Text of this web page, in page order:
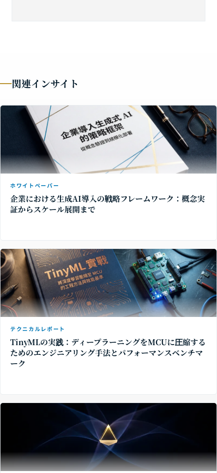
関連インサイト
ホワイトペーパー
企業における生成AI導入の戦略フレームワーク：概念実
証からスケール展開まで
テクニカルレポート
TinyMLの実践：ディープラーニングをMCUに圧縮する
ためのエンジニアリング手法とパフォーマンスベンチマ
ーク